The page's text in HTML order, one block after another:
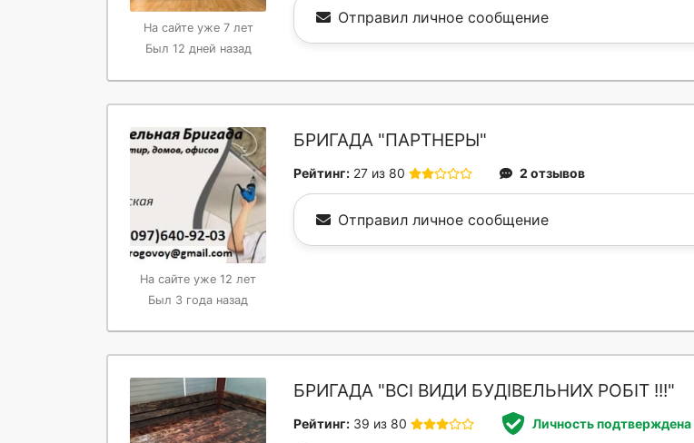
На сайте уже 7 лет
Был 12 дней назад
Отправил личное сообщение
На сайте уже 12 лет
Был 3 года назад
БРИГАДА "ПАРТНЕРЫ"
Рейтинг: 27 из 80 2 отзывов
Отправил личное сообщение
БРИГАДА "ВСІ ВИДИ БУДІВЕЛЬНИХ РОБІТ !!!"
Рейтинг: 39 из 80 Личность подтверждена